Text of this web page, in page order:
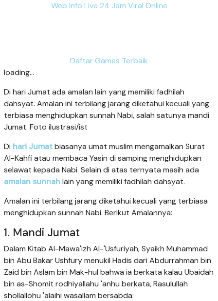
Web Info Live 24 Jam Viral Online
Daftar Games Terbaik
loading...
Di hari Jumat ada amalan lain yang memiliki fadhilah
dahsyat. Amalan ini terbilang jarang diketahui kecuali yang
terbiasa menghidupkan sunnah Nabi, salah satunya mandi
Jumat. Foto ilustrasi/ist
Di hari Jumatbiasanya umat muslim mengamalkan Surat
Al-Kahfi atau membaca Yasin di samping menghidupkan
selawat kepada Nabi. Selain di atas ternyata masih ada
amalan sunnahlain yang memiliki fadhilah dahsyat.
Amalan ini terbilang jarang diketahui kecuali yang terbiasa
menghidupkan sunnah Nabi. Berikut Amalannya:
1. Mandi Jumat
Dalam Kitab Al-Mawa'izh Al-'Usfuriyah, Syaikh Muhammad
bin Abu Bakar Ushfury menukil Hadis dari Abdurrahman bin
Zaid bin Aslam bin Mak-hul bahwa ia berkata kalau Ubaidah
bin as-Shomit rodhiyallahu 'anhu berkata, Rasulullah
shollallohu 'alaihi wasallam bersabda: